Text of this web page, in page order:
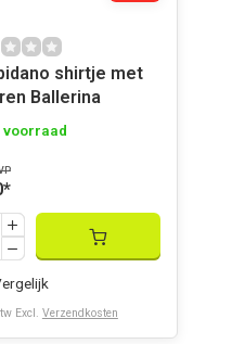
shirtje met
Ballerina
voorraad
*
Excl. Verzendkosten